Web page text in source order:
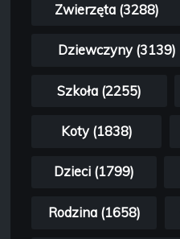
Zwierzęta (3288)
Dziewczyny (3139)
Szkoła (2255)
Koty (1838)
Dzieci (1799)
Rodzina (1658)